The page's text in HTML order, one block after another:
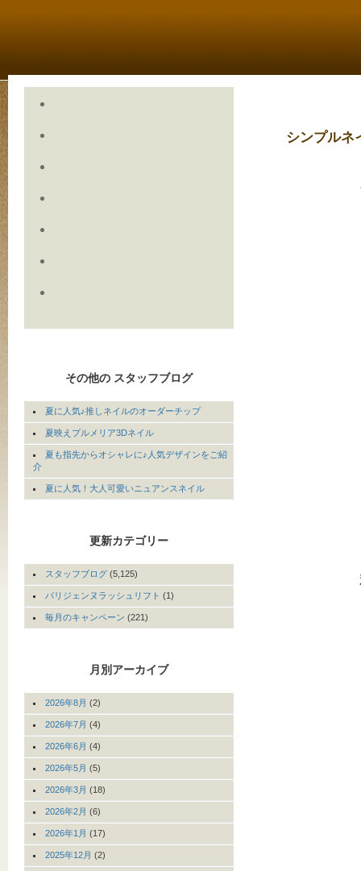
シンプルネ
その他の スタッフブログ
夏に人気♪推しネイルのオーダーチップ
夏映えプルメリア3Dネイル
夏も指先からオシャレに♪人気デザインをご紹
介
夏に人気！大人可愛いニュアンスネイル
更新カテゴリー
スタッフブログ (5,125)
パリジェンヌラッシュリフト (1)
毎月のキャンペーン (221)
月別アーカイブ
2026年8月 (2)
2026年7月 (4)
2026年6月 (4)
2026年5月 (5)
2026年3月 (18)
2026年2月 (6)
2026年1月 (17)
2025年12月 (2)